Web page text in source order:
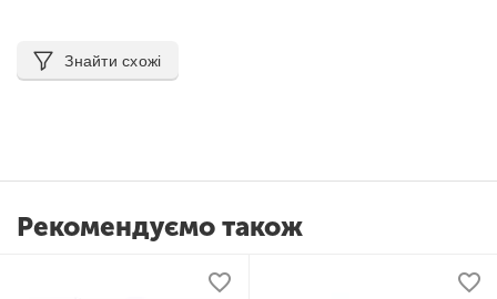
Знайти схожі
Рекомендуємо також